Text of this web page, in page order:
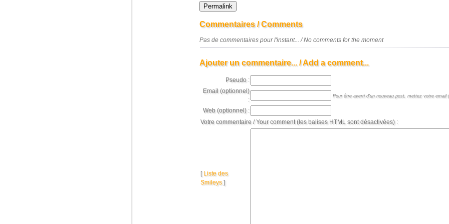
Commentaires / Comments
Pas de commentaires pour l'instant... / No comments for the moment
Ajouter un commentaire... / Add a comment...
Pseudo :
Email (optionnel)
:
Pour être averti d'un nouveau post, mettez votre email
Web (optionnel) :
Votre commentaire / Your comment (les balises HTML sont désactivées) :
[ Liste des
Smileys]